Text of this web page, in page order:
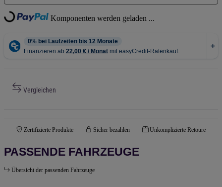
Loading... Komponenten werden geladen ...
Vergleichen
Zertifizierte Produkte Sicher bezahlen Unkomplizierte Retoure
PASSENDE FAHRZEUGE
Übersicht der passenden Fahrzeuge